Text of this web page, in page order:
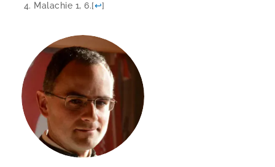
Malachie 1, 6.[↩]